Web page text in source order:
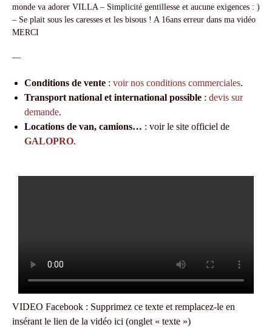
monde va adorer VILLA – Simplicité gentillesse et aucune exigences : )
– Se plait sous les caresses et les bisous ! A 16ans erreur dans ma vidéo
MERCI
—
Conditions de vente : voir nos conditions commerciales.
Transport national et international possible : devis sur
demande.
Locations de van, camions… : voir le site officiel de
GALOPRO.
VIDEO Facebook : Supprimez ce texte et remplacez-le en
insérant le lien de la vidéo ici (onglet « texte »)